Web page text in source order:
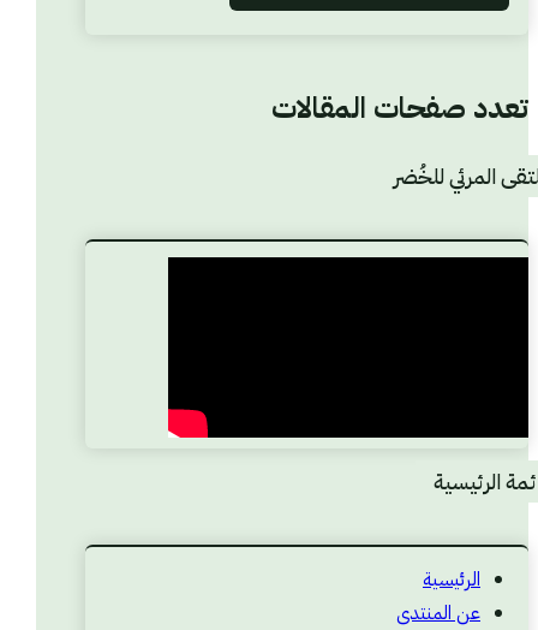
تعدد صفحات المقالات
1
2
المرئي للخُضر
الرئيسية
الرئيسية
عن المنتدى